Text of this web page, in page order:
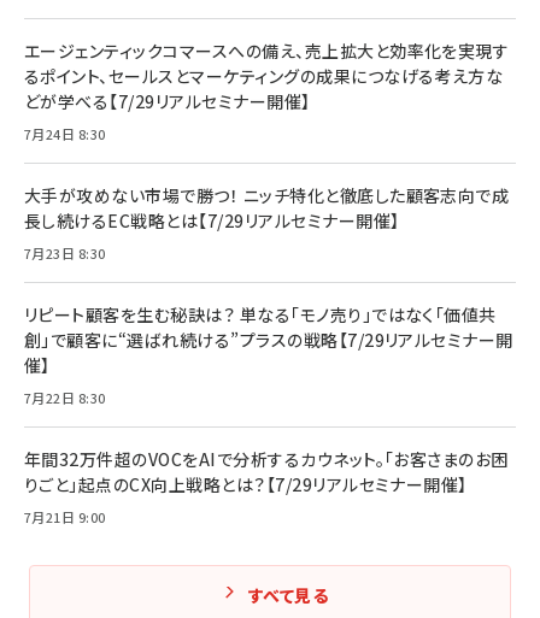
エージェンティックコマースへの備え、売上拡大と効率化を実現す
るポイント、セールスとマーケティングの成果につなげる考え方な
どが学べる【7/29リアルセミナー開催】
7月24日 8:30
大手が攻めない市場で勝つ！ ニッチ特化と徹底した顧客志向で成
長し続けるEC戦略とは【7/29リアルセミナー開催】
7月23日 8:30
リピート顧客を生む秘訣は？ 単なる「モノ売り」ではなく「価値共
創」で顧客に“選ばれ続ける”プラスの戦略【7/29リアルセミナー開
催】
7月22日 8:30
年間32万件超のVOCをAIで分析するカウネット。「お客さまのお困
りごと」起点のCX向上戦略とは？【7/29リアルセミナー開催】
7月21日 9:00
すべて見る